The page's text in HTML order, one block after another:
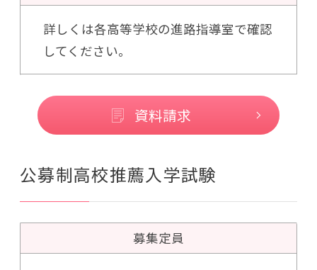
詳しくは各高等学校の進路指導室で確認
してください。
資料請求
公募制高校推薦入学試験
募集定員